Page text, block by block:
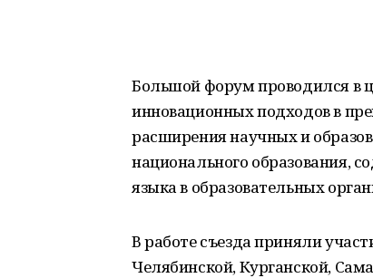
Большой форум проводился в
инновационных подходов в
расширения научных и
национального образования,
языка в образовательных
В работе съезда приняли
Челябинской, Курганской,